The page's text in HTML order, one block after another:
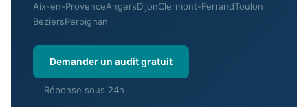
Aix-en-ProvenceAngersDijonClermont-FerrandToulon
BeziersPerpignan
Demander un audit gratuit
Réponse sous 24h